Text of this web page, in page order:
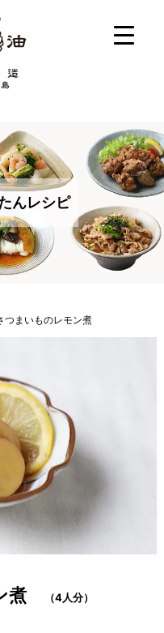
んレシピ
つまいものレモン煮
煮 （4人分）